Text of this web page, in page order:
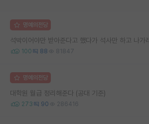
명예의전당
석박이어야만 받아준다고 했다가 석사만 하고 나가래
100 88 81847
명예의전당
대학원 월급 정리해준다 (공대 기준)
273 90 286416